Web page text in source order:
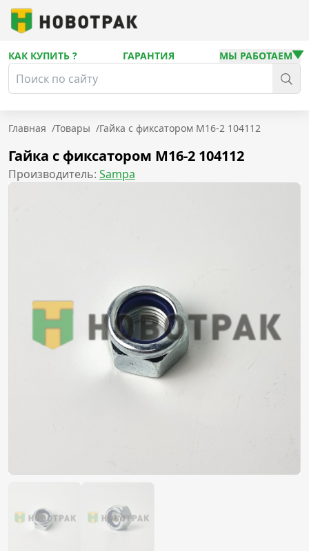
КАК КУПИТЬ ? ГАРАНТИЯ МЫ РАБОТАЕМ
Главная /Товары /Гайка с фиксатором M16-2 104112
Гайка с фиксатором M16-2 104112
Производитель: Sampa